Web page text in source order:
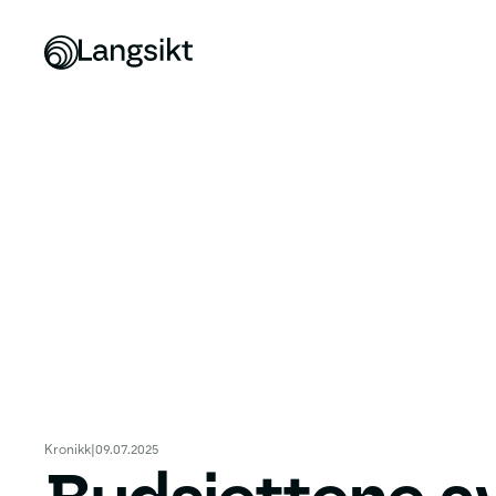
Kronikk| 09.07.2025